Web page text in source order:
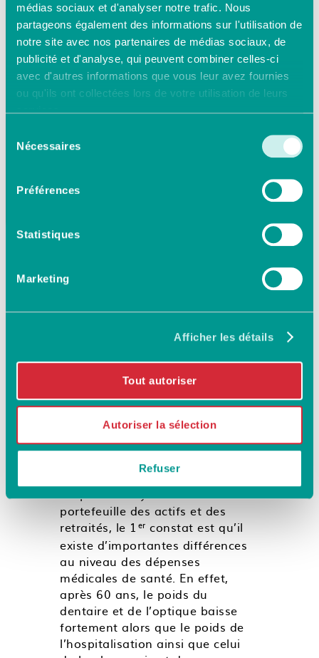
médias sociaux et d'analyser notre trafic. Nous
partageons également des informations sur l'utilisation de
notre site avec nos partenaires de médias sociaux, de
publicité et d'analyse, qui peuvent combiner celles-ci
avec d'autres informations que vous leur avez fournies
ou qu'ils ont collectées lors de votre utilisation de leurs
services.
Nécessaires
Préférences
Statistiques
Marketing
Afficher les détails
Tout autoriser
Autoriser la sélection
Refuser
technique, les évolutions
des points de vigilance :
Le maintien à l’identique du
régime des actifs aux anciens
salariés correspond-il aux
besoins réels des retraités en
termes de prestations ?
portefeuille des actifs et des
retraités, le 1 er constat est qu’il
existe d’importantes différences
au niveau des dépenses
médicales de santé. En effet,
après 60 ans, le poids du
dentaire et de l’optique baisse
fortement alors que le poids de
l’hospitalisation ainsi que celui